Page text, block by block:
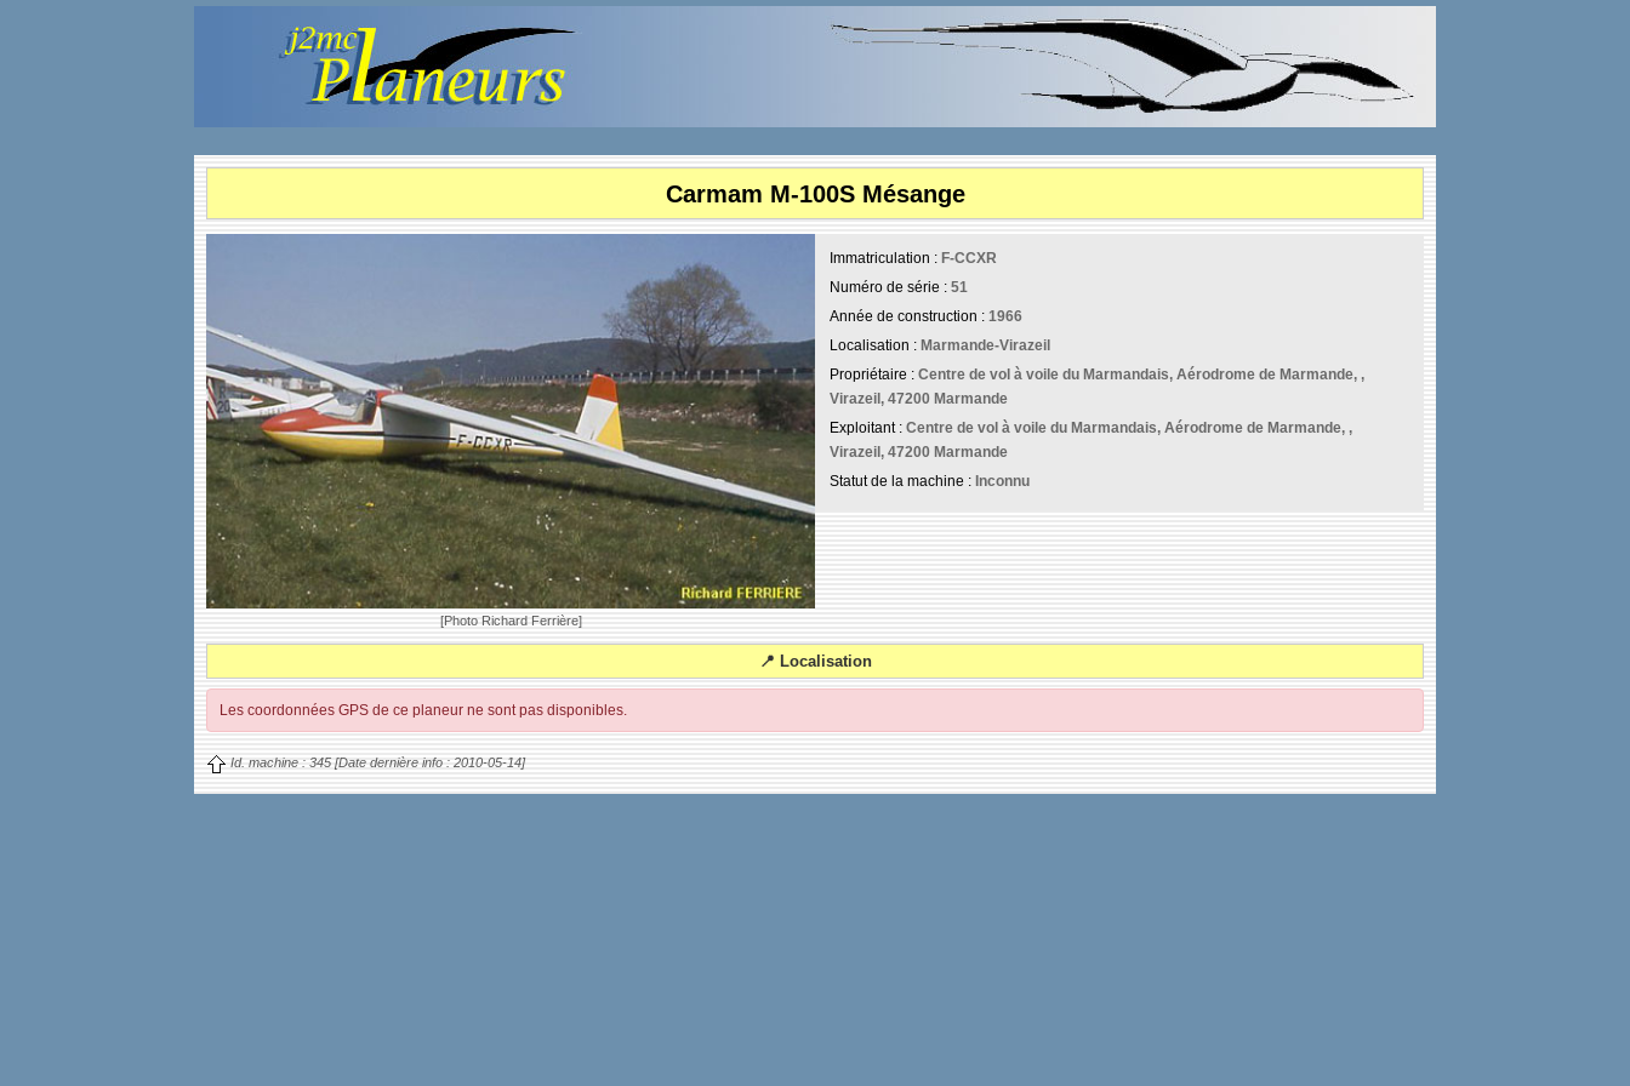
Carmam M-100S Mésange
[Photo Richard Ferrière]
Immatriculation : F-CCXR
Numéro de série : 51
Année de construction : 1966
Localisation : Marmande-Virazeil
Propriétaire : Centre de vol à voile du Marmandais, Aérodrome de Marmande, ,
Virazeil, 47200 Marmande
Exploitant : Centre de vol à voile du Marmandais, Aérodrome de Marmande, ,
Virazeil, 47200 Marmande
Statut de la machine : Inconnu
📍 Localisation
Les coordonnées GPS de ce planeur ne sont pas disponibles.
Id. machine : 345 [Date dernière info : 2010-05-14]